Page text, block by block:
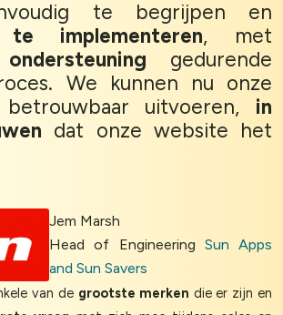
te begrijpen en
te implementeren, met
gedurende
We kunnen nu onze
betrouwbaar uitvoeren, in
dat onze website het
Jem Marsh
Head of Engineering Sun Apps
and Sun Savers
van de grootste merken die er zijn en